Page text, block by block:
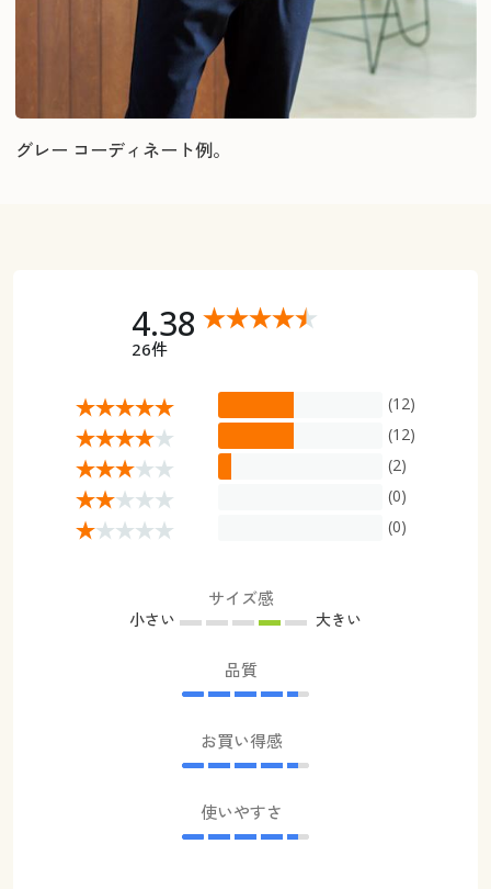
グレー コーディネート例。
4.38
26件
(12)
(12)
(2)
(0)
(0)
サイズ感
小さい 大きい
品質
お買い得感
使いやすさ